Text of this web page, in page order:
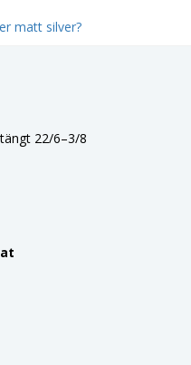
matt silver?
22/6–3/8